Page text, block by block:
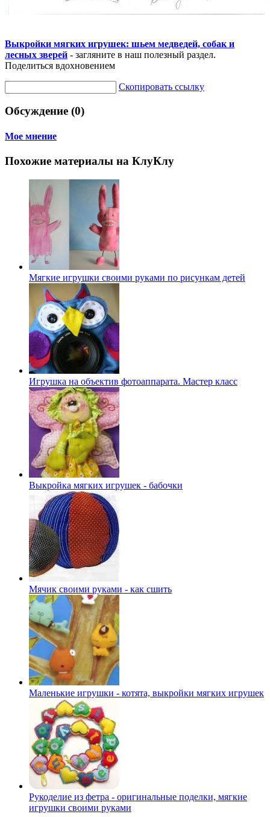
Выкройки мягких игрушек: шьем медведей, собак и
лесных зверей - загляните в наш полезный раздел.
Поделиться вдохновением
Скопировать ссылку
Обсуждение (0)
Мое мнение
Похожие материалы на КлуКлу
Мягкие игрушки своими руками по рисункам детей
Игрушка на объектив фотоаппарата. Мастер класс
Выкройка мягких игрушек - бабочки
Мячик своими руками - как сшить
Маленькие игрушки - котята, выкройки мягких игрушек
Рукоделие из фетра - оригинальные поделки, мягкие
игрушки своими руками